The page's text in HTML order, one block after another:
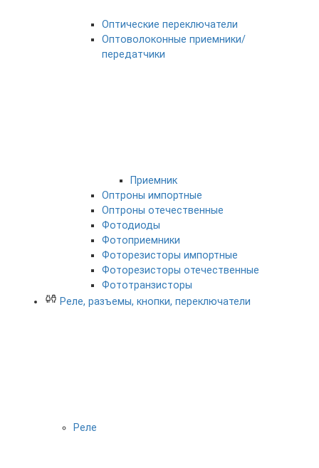
Оптические переключатели
Оптоволоконные приемники/
передатчики
Приемник
Оптроны импортные
Оптроны отечественные
Фотодиоды
Фотоприемники
Фоторезисторы импортные
Фоторезисторы отечественные
Фототранзисторы
Реле, разъемы, кнопки, переключатели
Реле